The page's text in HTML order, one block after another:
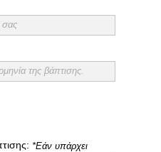
σας
της βάπτισης.
*Εάν υπάρχει